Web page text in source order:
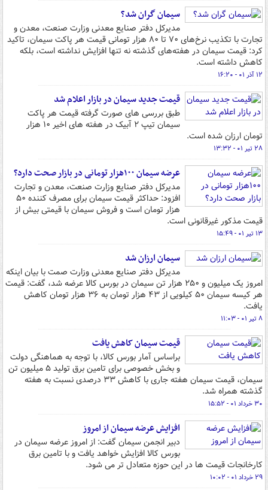
سیمان گران شد؟
مدیرکل دفتر صنایع معدنی وزارت صنعت، معدن و
تجارت با تکذیب نرخ‌های ۷۰ تا ۸۰ هزار تومانی قیمت هر پاکت سیمان، تاکید
کرد: قیمت سیمان در هفته‌های گذشته نه تنها افزایش نداشته است، بلکه
کاهش داشته است.
۱۲ آذر ۰۱ - ۱۶:۲۰
قیمت جدید سیمان در بازار اعلام شد
طبق بررسی های صورت گرفته قیمت هر پاکت
سیمان تیپ ۲ آبیک در هفته های اخیر ۱۰ هزار
تومان ارزان شده است.
۲۸ تیر ۰۱ - ۱۳:۳۲
عرضه سیمان ۱۰۰هزار تومانی در بازار صحت دارد؟
مدیرکل دفتر صنایع وزارت صنعت، معدن و تجارت
افزود: حداکثر قیمت سیمان برای مصرف کننده ۵۰
هزار تومان است و فروش سیمان با قیمتی بیش از
قیمت مذکور غیرقانونی است.
۱۳ تیر ۰۱ - ۱۵:۴۹
سیمان ارزان شد
مدیرکل دفتر صنایع معدنی وزارت صمت با بیان اینکه
امروز یک میلیون و ۲۵۰ هزار تن سیمان در بورس کالا عرضه شد، گفت: قیمت
هر کیسه سیمان ۵۰ کیلویی از ۴۳ هزار تومان به ۳۶ هزار تومان کاهش
یافت.
۸ تیر ۰۱ - ۱۱:۰۳
قیمت سیمان کاهش یافت
براساس آمار بورس کالا، با توجه به هماهنگی دولت
و بخش خصوصی برای تامین برق تولید ۵ میلیون تن
سیمان، قیمت سیمان هفته جاری با کاهش ۳۳ درصدی نسبت به هفته
گذشته همراه شد.
۳۰ خرداد ۰۱ - ۱۵:۵۲
افزایش عرضه سیمان از امروز
دبیر انجمن سیمان گفت: از امروز عرضه سیمان در
بورس کالا افزایش خواهد یافت و با تامین برق
کارخانجات قیمت ها در این حوزه متعادل تر می شود.
۲۹ خرداد ۰۱ - ۱۰:۰۲